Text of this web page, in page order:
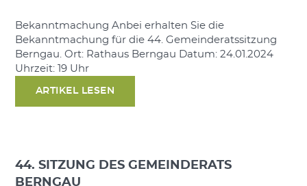
Bekanntmachung Anbei erhalten Sie die
Bekanntmachung für die 44. Gemeinderatssitzung
Berngau. Ort: Rathaus Berngau Datum: 24.01.2024
Uhrzeit: 19 Uhr
ARTIKEL LESEN
44. SITZUNG DES GEMEINDERATS
BERNGAU